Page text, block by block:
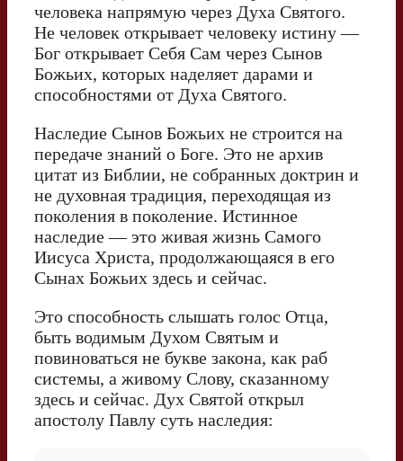
человека напрямую через Духа Святого.
Не человек открывает человеку истину —
Бог открывает Себя Сам через Сынов
Божьих, которых наделяет дарами и
способностями от Духа Святого.
Наследие Сынов Божьих не строится на
передаче знаний о Боге. Это не архив
цитат из Библии, не собранных доктрин и
не духовная традиция, переходящая из
поколения в поколение. Истинное
наследие — это живая жизнь Самого
Иисуса Христа, продолжающаяся в его
Сынах Божьих здесь и сейчас.
Это способность слышать голос Отца,
быть водимым Духом Святым и
повиноваться не букве закона, как раб
системы, а живому Слову, сказанному
здесь и сейчас. Дух Святой открыл
апостолу Павлу суть наследия: